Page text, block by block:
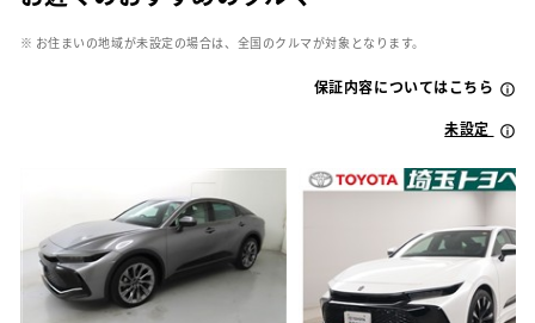
※ お住まいの地域が未設定の場合は、全国のクルマが対象となります。
保証内容についてはこちら
未設定